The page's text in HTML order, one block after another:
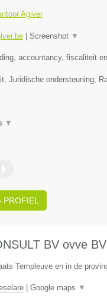
Agiver
| Screenshot ▼
accountancy, fiscaliteit
Juridische ondersteuning,
▼
BV ovve
Templeuve en in de
| Google maps ▼